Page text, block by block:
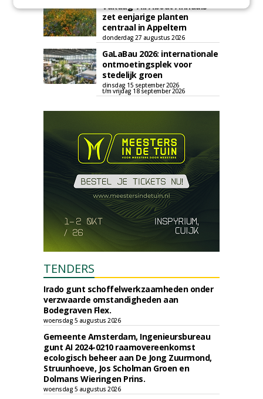
Vakdag 'All About Annuals'
zet eenjarige planten
centraal in Appeltern
donderdag 27 augustus 2026
GaLaBau 2026: internationale
ontmoetingsplek voor
stedelijk groen
dinsdag 15 september 2026
t/m vrijdag 18 september 2026
TENDERS
Irado gunt schoffelwerkzaamheden onder
verzwaarde omstandigheden aan
Bodegraven Flex.
woensdag 5 augustus 2026
Gemeente Amsterdam, Ingenieursbureau
gunt AI 2024-0210 raamovereenkomst
ecologisch beheer aan De Jong Zuurmond,
Struunhoeve, Jos Scholman Groen en
Dolmans Wieringen Prins.
woensdag 5 augustus 2026